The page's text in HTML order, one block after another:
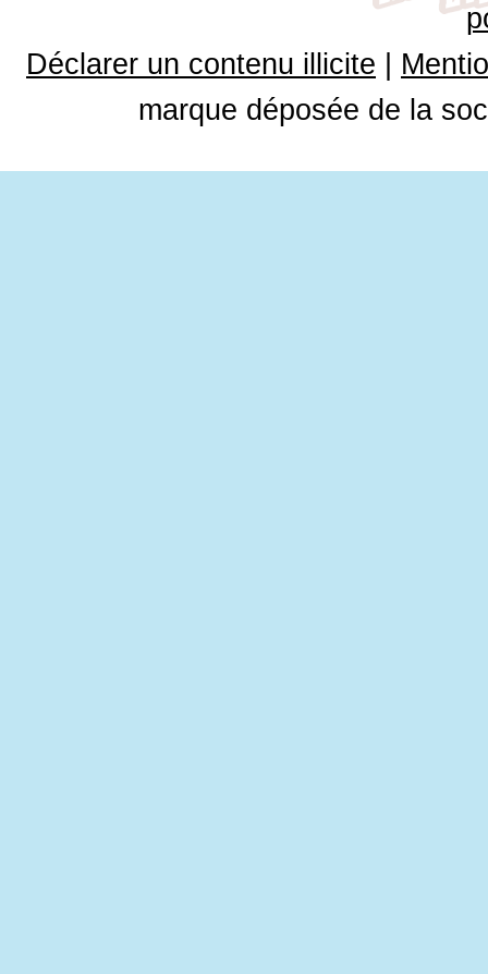
Déclarer un contenu illicite
marque déposée de la